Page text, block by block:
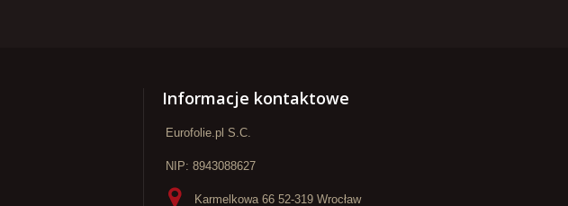
Informacje kontaktowe
Eurofolie.pl S.C.
NIP: 8943088627
Karmelkowa 66 52-319 Wrocław